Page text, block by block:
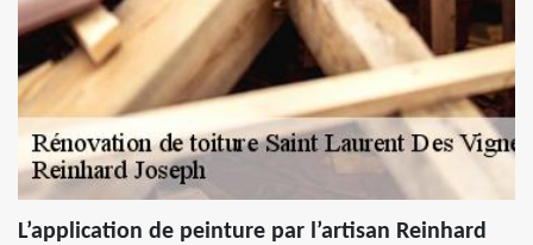
L’application de peinture par l’artisan Reinhard